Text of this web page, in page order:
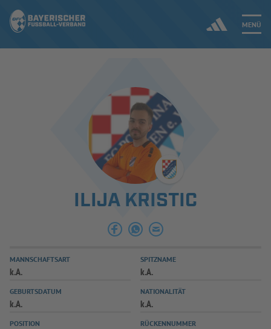
MENÜ
ERGEBNISSE & WETTBEWERBE
SPIELBETRIEB & VERBANDSLEBEN
AUSBILDUNG & FÖRDERUNG
SPIELPLUS
ILIJA KRISTIC
MANNSCHAFTSART
k.A.
SPITZNAME
k.A.
GEBURTSDATUM
k.A.
NATIONALITÄT
k.A.
POSITION RÜCKENNUMMER